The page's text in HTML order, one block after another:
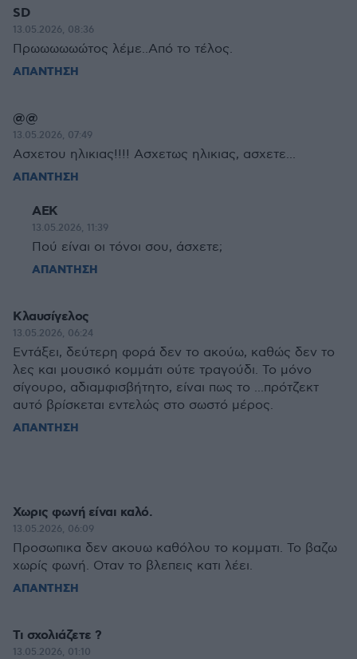
SD
13.05.2026, 08:36
Πρωωωωωώτος λέμε..Από το τέλος.
ΑΠΑΝΤΗΣΗ
@@
13.05.2026, 07:49
Ασχετου ηλικιας!!!! Ασχετως ηλικιας, ασχετε...
ΑΠΑΝΤΗΣΗ
ΑΕΚ
13.05.2026, 11:39
Πού είναι οι τόνοι σου, άσχετε;
ΑΠΑΝΤΗΣΗ
Κλαυσίγελος
13.05.2026, 06:24
Εντάξει, δεύτερη φορά δεν το ακούω, καθώς δεν το
λες και μουσικό κομμάτι ούτε τραγούδι. Το μόνο
σίγουρο, αδιαμφισβήτητο, είναι πως το ...πρότζεκτ
αυτό βρίσκεται εντελώς στο σωστό μέρος.
ΑΠΑΝΤΗΣΗ
Χωρις φωνή είναι καλό.
13.05.2026, 06:09
Προσωπικα δεν ακουω καθόλου το κομματι. Το βαζω
χωρίς φωνή. Οταν το βλεπεις κατι λέει.
ΑΠΑΝΤΗΣΗ
Τι σχολιάζετε ?
13.05.2026, 01:10